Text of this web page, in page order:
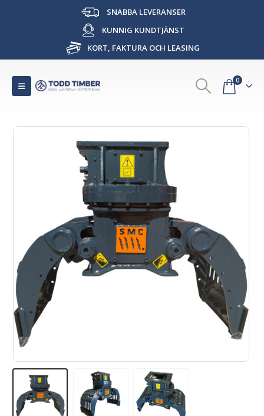
SNABBA LEVERANSER
KUNNIG KUNDTJÄNST
KORT, FAKTURA OCH LEASING
0